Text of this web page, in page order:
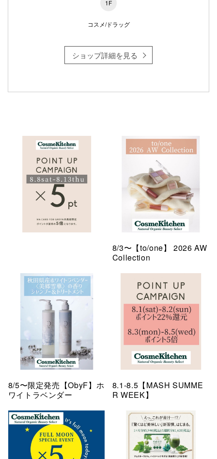
1F
コスメ/ドラッグ
ショップ詳細を見る
8/3〜【to/one】 2026 AW
Collection
8/5〜限定発売【ObyF】ホ
ワイトラベンダー
8.1-8.5【MASH SUMME
R WEEK】